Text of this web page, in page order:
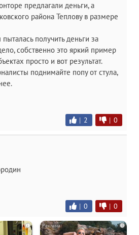
предлагали деньги, а
района Теплову в размере
получить деньги за
собственно это яркий пример
просто и вот результат.
поднимайте попу от стула,
| 2 | 0
| 0 | 0
i i